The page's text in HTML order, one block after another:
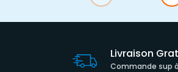
Livraison
Commande sup